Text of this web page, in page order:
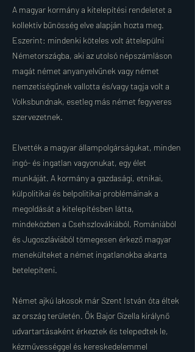
A magyar kormány a kitelepítési rendeletet a
kollektív bűnösség elve alapján hozta meg.
Eszerint: mindenki köteles volt áttelepülni
Németországba, aki az utolsó népszámláson
magát német anyanyelvűnek vagy német
nemzetiségűnek vallotta és/vagy tagja volt a
Volksbundnak, esetleg más német fegyveres
szervezetnek.
Elvették a magyar állampolgárságukat, minden
ingó- és ingatlan vagyonukat, egy élet
munkáját. A kormány a gazdasági, etnikai,
külpolitikai és belpolitikai problémáinak a
megoldását a kitelepítésben látta,
mindeközben a Csehszlovákiából, Romániából
és Jugoszláviából tömegesen érkező magyar
menekülteket a német ingatlanokba akarta
betelepíteni.
Német ajkú lakosok már Szent István óta éltek
az ország területén. Ők Bajor Gizella királynő
udvartartásaként érkeztek és telepedtek le,
kézművességgel és kereskedelemmel